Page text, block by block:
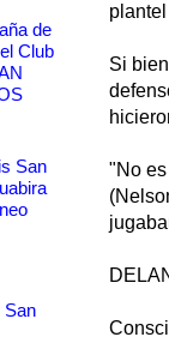
Si
"No
de
Club
San
San